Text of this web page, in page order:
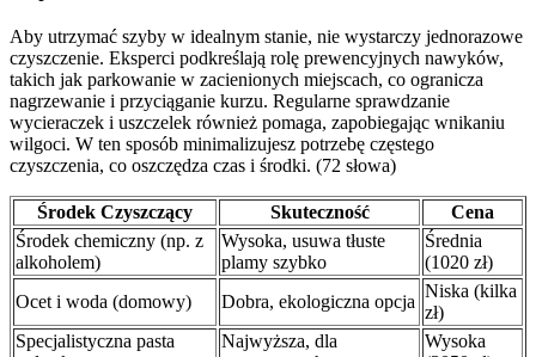
Aby utrzymać szyby w idealnym stanie, nie wystarczy jednorazowe
czyszczenie. Eksperci podkreślają rolę prewencyjnych nawyków,
takich jak parkowanie w zacienionych miejscach, co ogranicza
nagrzewanie i przyciąganie kurzu. Regularne sprawdzanie
wycieraczek i uszczelek również pomaga, zapobiegając wnikaniu
wilgoci. W ten sposób minimalizujesz potrzebę częstego
czyszczenia, co oszczędza czas i środki. (72 słowa)
Środek Czyszczący Skuteczność
Cena
Środek chemiczny (np. z
alkoholem)
Wysoka, usuwa tłuste
plamy szybko
Średnia
(1020 zł)
Ocet i woda (domowy)
Dobra, ekologiczna opcja
Niska (kilka
zł)
Specjalistyczna pasta
Najwyższa, dla
Wysoka